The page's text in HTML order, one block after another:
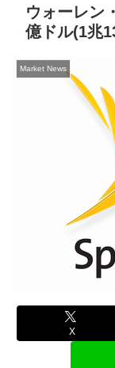
ウォーレン
億ドル(1兆
Market News
X